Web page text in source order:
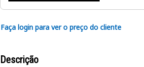
Faça login para ver o preço do cliente
Descrição